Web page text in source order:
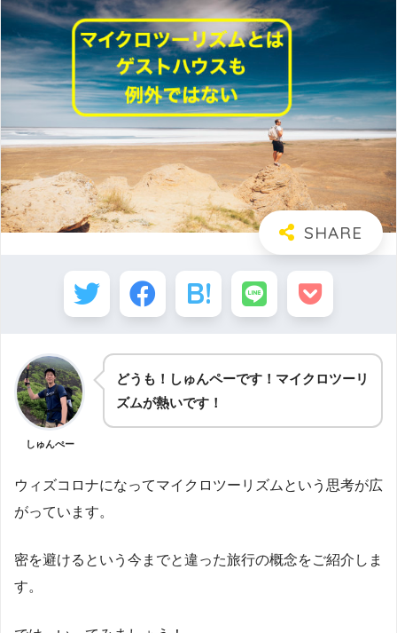
しゅんぺー
どうも！しゅんペーです！マイクロツーリ
ズムが熱いです！
ウィズコロナになってマイクロツーリズムという思考が広
がっています。
密を避けるという今までと違った旅行の概念をご紹介しま
す。